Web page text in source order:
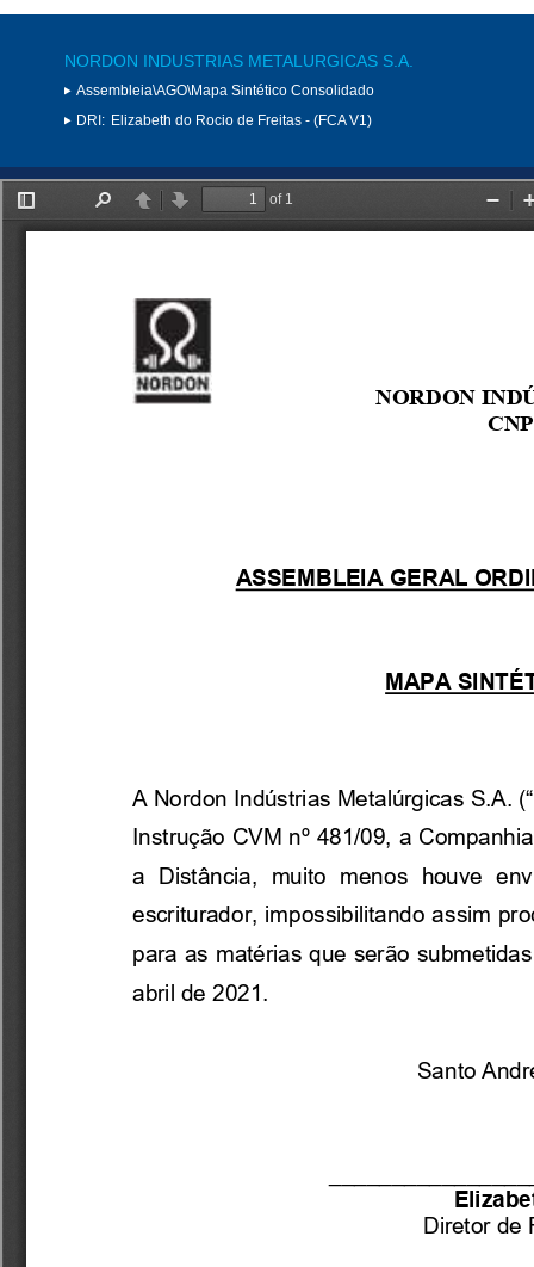
NORDON INDUSTRIAS METALURGICAS S.A.
Assembleia\AGO\Mapa Sintético Consolidado
DRI: Elizabeth do Rocio de Freitas - (FCA V1)